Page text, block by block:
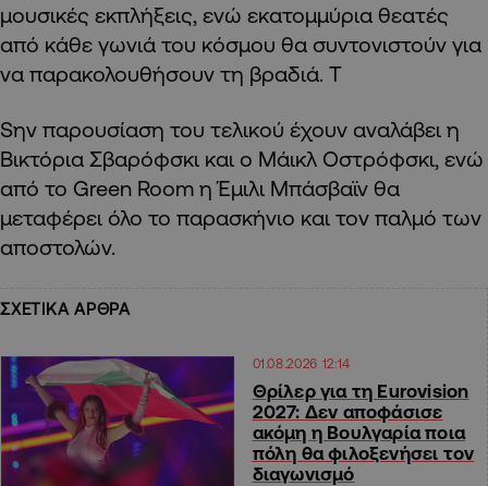
μουσικές εκπλήξεις, ενώ εκατομμύρια θεατές
από κάθε γωνιά του κόσμου θα συντονιστούν για
να παρακολουθήσουν τη βραδιά. Τ
Sην παρουσίαση του τελικού έχουν αναλάβει η
Βικτόρια Σβαρόφσκι και ο Μάικλ Οστρόφσκι, ενώ
από το Green Room η Έμιλι Μπάσβαϊν θα
μεταφέρει όλο το παρασκήνιο και τον παλμό των
αποστολών.
ΣΧΕΤΙΚΑ ΑΡΘΡΑ
01.08.2026 12:14
Θρίλερ για τη Eurovision
2027: Δεν αποφάσισε
ακόμη η Βουλγαρία ποια
πόλη θα φιλοξενήσει τον
διαγωνισμό